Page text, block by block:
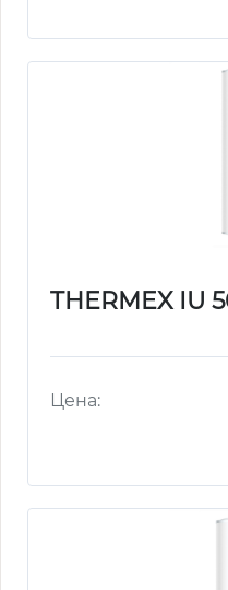
THERMEX IU
Цена: